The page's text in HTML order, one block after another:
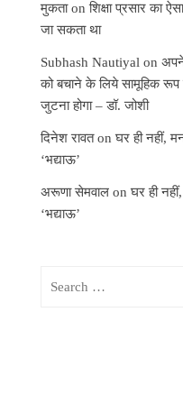
मुकताonशिक्षा प्रसार का
जा सकता था
Subhash Nautiyal on
को बचाने के लिये सामूहिक
जुटना होगा – डॉ. जोशी
दिनेश रावतonघर ही नहीं,
‘भद्याऊ’
अरूणा सेमवाल onघर ही
‘भद्याऊ’